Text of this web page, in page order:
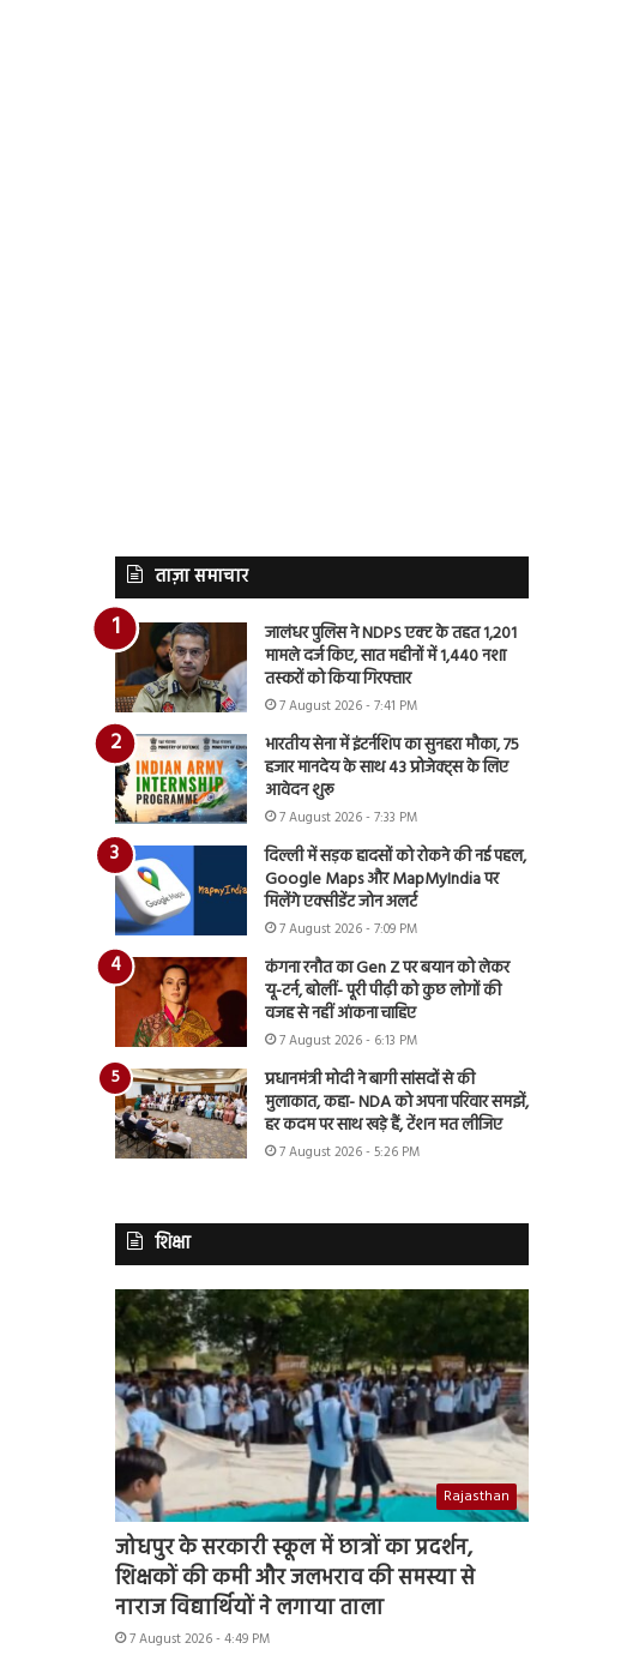
ताज़ा समाचार
जालंधर पुलिस ने NDPS एक्ट के तहत 1,201
मामले दर्ज किए, सात महीनों में 1,440 नशा
तस्करों को किया गिरफ्तार
7 August 2026 - 7:41 PM
भारतीय सेना में इंटर्नशिप का सुनहरा मौका, 75
हजार मानदेय के साथ 43 प्रोजेक्ट्स के लिए
आवेदन शुरू
7 August 2026 - 7:33 PM
दिल्ली में सड़क हादसों को रोकने की नई पहल,
Google Maps और MapMyIndia पर
मिलेंगे एक्सीडेंट जोन अलर्ट
7 August 2026 - 7:09 PM
कंगना रनौत का Gen Z पर बयान को लेकर
यू-टर्न, बोलीं- पूरी पीढ़ी को कुछ लोगों की
वजह से नहीं आंकना चाहिए
7 August 2026 - 6:13 PM
प्रधानमंत्री मोदी ने बागी सांसदों से की
मुलाकात, कहा- NDA को अपना परिवार समझें,
हर कदम पर साथ खड़े हैं, टेंशन मत लीजिए
7 August 2026 - 5:26 PM
शिक्षा
Rajasthan
जोधपुर के सरकारी स्कूल में छात्रों का प्रदर्शन,
शिक्षकों की कमी और जलभराव की समस्या से
नाराज विद्यार्थियों ने लगाया ताला
7 August 2026 - 4:49 PM